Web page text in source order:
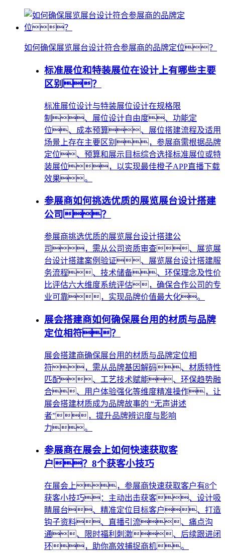
如何确保展览展台设计符合参展商的品牌定位？
标准展位和特装展位在设计上有哪些主要
区别？
标准展位设计与特装展位设计在规格限
制、展位设计自由度、功能定
位、成本预算、展位搭建流程及适用
场景上存在主要区别，参展商需根据品牌
定位、预算和展示目标综合选择标准展位或特
装展位，以实现最佳橙子APP直播下载
效果。
参展商如何挑选优质的展览展台设计搭建
公司？
参展商挑选优质的展览展台设计搭建公
司，需从公司资质审查、展览展
台设计搭建案例验证、展览展台设计搭建服
务流程、技术储备、环保理念及性价
比评估六大维度系统评估，确保合作公司的专
业可靠，实现品牌价值最大化。
展会搭建商如何确保展台用的材质与品牌
定位相符？
展会搭建商确保展台用的材质与品牌定位相
符，需从品牌基因解码、材质特性
匹配、工艺技术赋能、环保趋势融
合、用户体验强化等维度精准操作，让
展会搭建材质成为品牌故事的 “无声讲述
者”，提升品牌辨识度与影响
力。
参展商在展会上如何快速获取客
户？8个获客小技巧
在展会上，参展商快速获取客户有8个
获客小技巧：主动出击获客、设计吸
睛展台、精准定位目标客户、打造
钩子资料、直播引流、痛点沟
通、限时福利刺激、后续跟进闭
环，助你高效捕捉商机。